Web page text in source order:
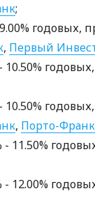
;
годовых,
, Первый
10.50%
10.50%
, Порто-
- 11.50%
- 12.00%